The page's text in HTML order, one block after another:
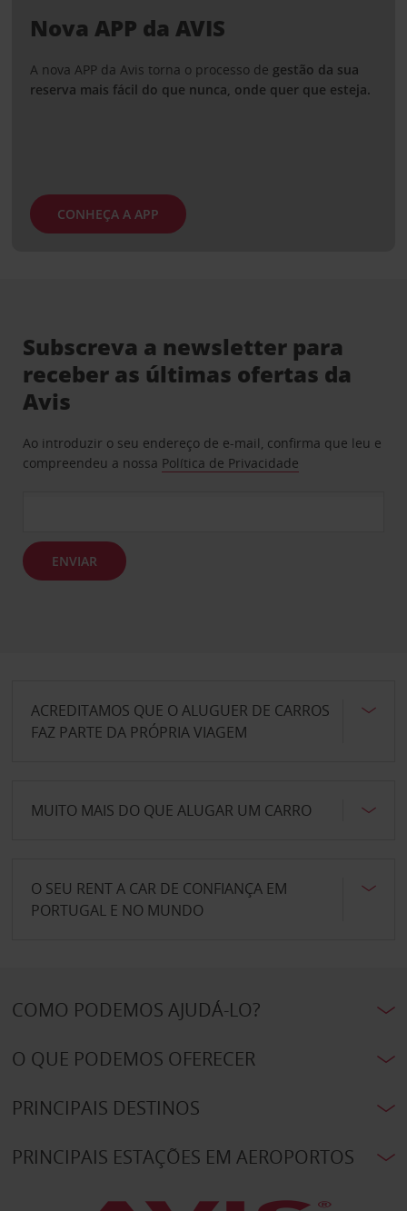
Nova APP da AVIS
A nova APP da Avis torna o processo de gestão da sua
reserva mais fácil do que nunca, onde quer que esteja.
CONHEÇA A APP
Subscreva a newsletter para
receber as últimas ofertas da
Avis
Ao introduzir o seu endereço de e-mail, confirma que leu e
compreendeu a nossa Política de Privacidade
ENVIAR
ACREDITAMOS QUE O ALUGUER DE CARROS
FAZ PARTE DA PRÓPRIA VIAGEM
MUITO MAIS DO QUE ALUGAR UM CARRO
O SEU RENT A CAR DE CONFIANÇA EM
PORTUGAL E NO MUNDO
COMO PODEMOS AJUDÁ-LO?
O QUE PODEMOS OFERECER
PRINCIPAIS DESTINOS
PRINCIPAIS ESTAÇÕES EM AEROPORTOS